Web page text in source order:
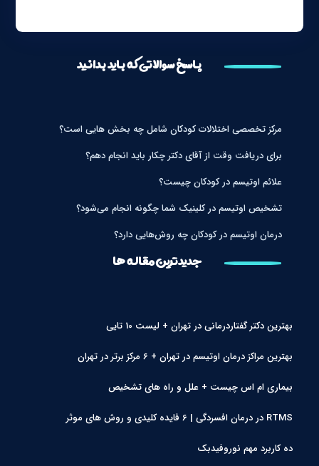
پاسخ سوالاتی که باید بدانید
مرکز تخصصی اختلالات کودکان شامل چه بخش هایی است؟
برای دریافت وقت از آقای دکتر چکار باید انجام دهم؟
علائم اوتیسم در کودکان چیست؟
تشخیص اوتیسم در کلینیک شما چگونه انجام می‌شود؟
درمان اوتیسم در کودکان چه روش‌هایی دارد؟
جدیدترین مقاله ها
بهترین دکتر گفتاردرمانی در تهران + لیست 10 تایی
بهترین مراکز درمان اوتیسم در تهران + 6 مرکز برتر در تهران
بیماری ام اس چیست + علل و راه های تشخیص
RTMS در درمان افسردگی | 6 فایده کلیدی و روش های موثر
ده کاربرد مهم نوروفیدبک